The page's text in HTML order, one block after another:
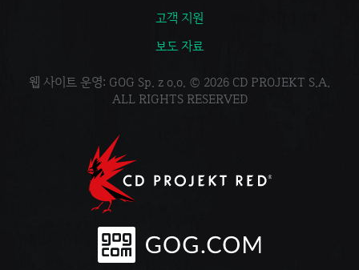
고객 지원
보도 자료
웹 사이트 운영: GOG Sp. z o.o. © 2026 CD PROJEKT S.A.
ALL RIGHTS RESERVED